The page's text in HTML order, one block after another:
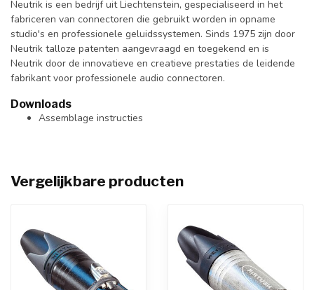
Neutrik is een bedrijf uit Liechtenstein, gespecialiseerd in het
fabriceren van connectoren die gebruikt worden in opname
studio's en professionele geluidssystemen. Sinds 1975 zijn door
Neutrik talloze patenten aangevraagd en toegekend en is
Neutrik door de innovatieve en creatieve prestaties de leidende
fabrikant voor professionele audio connectoren.
Downloads
Assemblage instructies
Vergelijkbare producten